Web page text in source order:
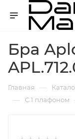
Бра
Главная —
— С 1 плафоном